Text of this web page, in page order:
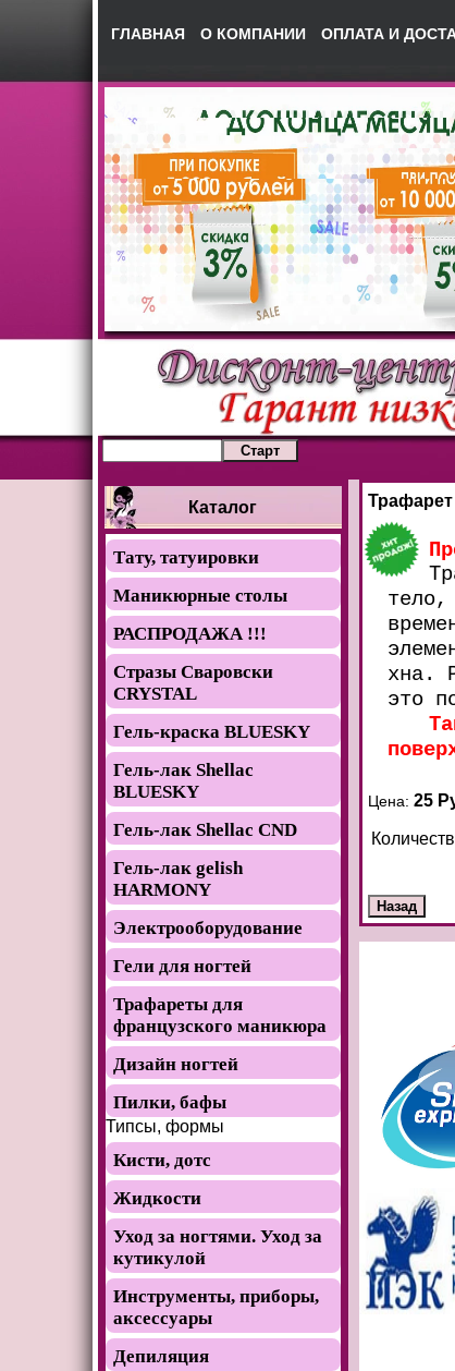
ГЛАВНАЯ О КОМПАНИИ ОПЛАТА И
Каталог
Тату, татуировки
Маникюрные столы
РАСПРОДАЖА !!!
Стразы Сваровски
CRYSTAL
Гель-краска BLUESKY
Гель-лак Shellac
BLUESKY
Гель-лак Shellac CND
Гель-лак gelish
HARMONY
Электрооборудование
Гели для ногтей
Трафареты для
французского маникюра
Дизайн ногтей
Пилки, бафы
Типсы, формы
Кисти, дотс
Жидкости
Уход за ногтями. Уход за
кутикулой
Инструменты, приборы,
аксессуары
Депиляция
тело,
хна.
это
Цена: 25